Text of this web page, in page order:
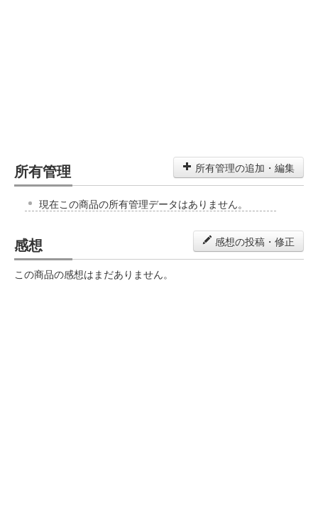
所有管理 所有管理の追加・編集
現在この商品の所有管理データはありません。
感想 感想の投稿・修正
この商品の感想はまだありません。